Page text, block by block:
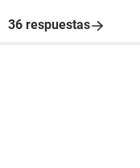
36 respuestas